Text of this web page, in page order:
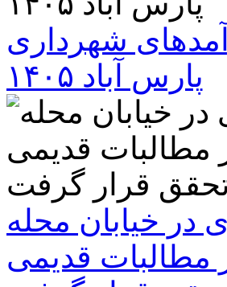
شهرداری
پارس آباد ۱۴۰۵
در خیابان محله
مطالبات قدیمی